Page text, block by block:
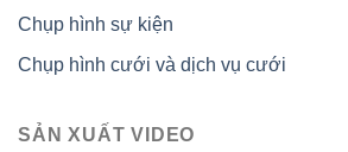
Chụp hình sự kiện
Chụp hình cưới và dịch vụ cưới
SẢN XUẤT VIDEO